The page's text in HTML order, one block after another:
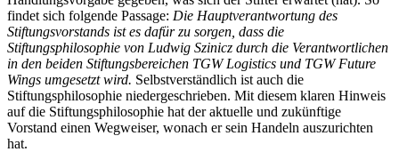
findet sich folgende Passage: Die Hauptverantwortung des
Stiftungsvorstands ist es dafür zu sorgen, dass die
Stiftungsphilosophie von Ludwig Szinicz durch die Verantwortlichen
in den beiden Stiftungsbereichen TGW Logistics und TGW Future
Wings umgesetzt wird. Selbstverständlich ist auch die
Stiftungsphilosophie niedergeschrieben. Mit diesem klaren Hinweis
auf die Stiftungsphilosophie hat der aktuelle und zukünftige
Vorstand einen Wegweiser, wonach er sein Handeln auszurichten
hat.